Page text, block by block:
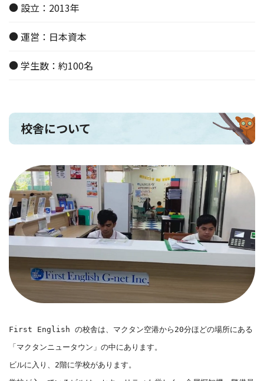
設立：2013年
運営：日本資本
学生数：約100名
校舎について
First English の校舎は、マクタン空港から20分ほどの場所にある
「マクタンニュータウン」の中にあります。
ビルに入り、2階に学校があります。